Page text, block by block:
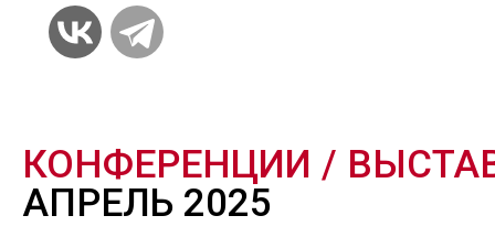
КОНФЕРЕНЦИИ /
АПРЕЛЬ 2025